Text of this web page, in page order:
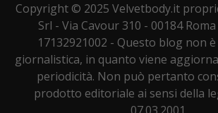
Copyright © 2025 Velvetbody.it
Srl - Via Cavour 310 - 00184 Roma
17132921002 - Questo blog non
giornalistica, in quanto viene
periodicità. Non può pertanto
prodotto editoriale ai sensi della